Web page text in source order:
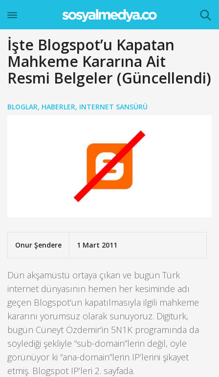
İşte Blogspot’u Kapatan
Mahkeme Kararına Ait
Resmi Belgeler (Güncellendi)
BLOGLAR, HABERLER, INTERNET SANSÜRÜ
Onur Şendere 1 Mart 2011
Dün akşamüstü ortaya çıkan ve bugün Türk
internet dünyasının hemen her kesiminde adı
geçen Blogspot’un kapatılmasıyla ilgili mahkeme
kararını yorumsuz olarak sunuyoruz. Digiturk,
bugün Cüneyt Özdemir’in 5N1K programında da
söylediği şekliyle “sub-domain”lerin değil, öyle
görünüyor ki “ana-domain”lerin IP’lerini şikayet
etmiş. Blogspot IP’leri 2. sayfada.